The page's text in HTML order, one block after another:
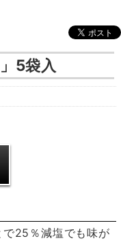
5袋入
25％減塩でも味が